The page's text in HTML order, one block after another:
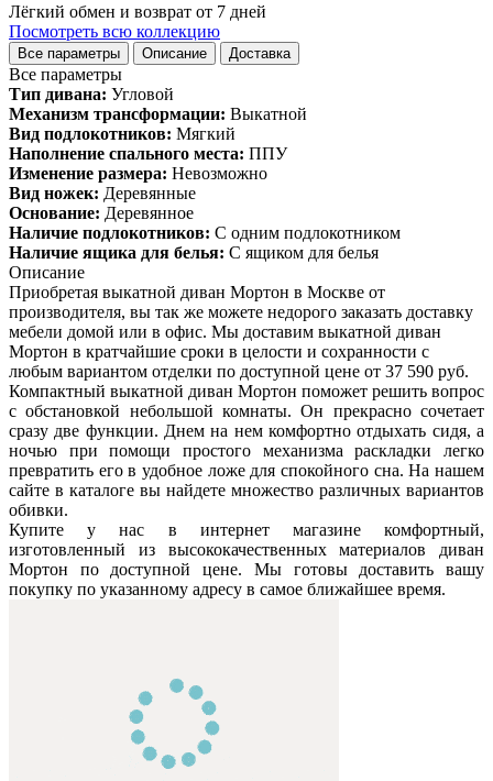
Лёгкий обмен и возврат от 7 дней
Посмотреть всю коллекцию
Все параметры Описание Доставка
Все параметры
Тип дивана: Угловой
Механизм трансформации: Выкатной
Вид подлокотников: Мягкий
Наполнение спального места: ППУ
Изменение размера: Невозможно
Вид ножек: Деревянные
Основание: Деревянное
Наличие подлокотников: С одним подлокотником
Наличие ящика для белья: С ящиком для белья
Описание
Приобретая выкатной диван Мортон в Москве от
производителя, вы так же можете недорого заказать доставку
мебели домой или в офис. Мы доставим выкатной диван
Мортон в кратчайшие сроки в целости и сохранности с
любым вариантом отделки по доступной цене от 37 590 руб.
Компактный выкатной диван Мортон поможет решить вопрос
с обстановкой небольшой комнаты. Он прекрасно сочетает
сразу две функции. Днем на нем комфортно отдыхать сидя, а
ночью при помощи простого механизма раскладки легко
превратить его в удобное ложе для спокойного сна. На нашем
сайте в каталоге вы найдете множество различных вариантов
обивки.
Купите у нас в интернет магазине комфортный,
изготовленный из высококачественных материалов диван
Мортон по доступной цене. Мы готовы доставить вашу
покупку по указанному адресу в самое ближайшее время.